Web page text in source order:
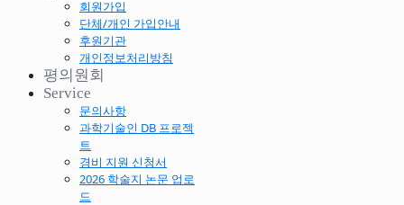
회원가입
단체/개인 가입안내
후원기관
개인정보처리방침
평의원회
Service
문의사항
과학기술인 DB 프로젝
트
경비 지원 신청서
2026 학술지 논문 업로
드